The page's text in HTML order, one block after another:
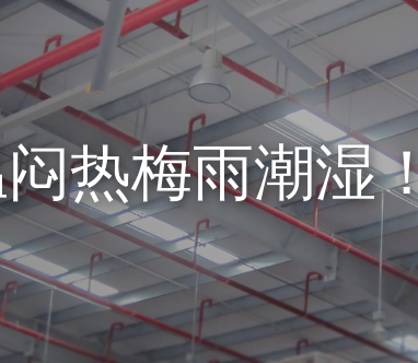
热梅雨潮湿